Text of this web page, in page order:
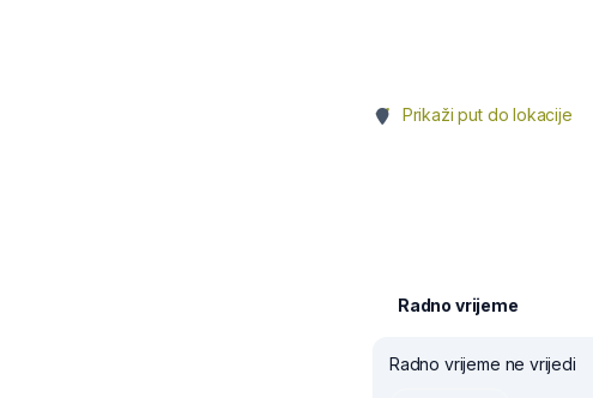
Prikaži put do lokacije
Radno vrijeme
Radno vrijeme ne vrijedi